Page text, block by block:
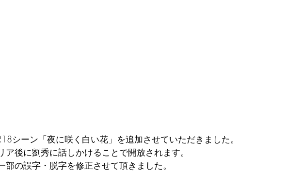
シーン「夜に咲く白い花」を追加させていただきました。
ア後に劉秀に話しかけることで開放されます。
部の誤字・脱字を修正させて頂きました。